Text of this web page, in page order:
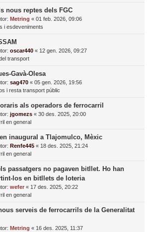
nous reptes dels FGC
Metring « 01 feb. 2026, 09:06
i esdeveniments
oscar440 « 12 gen. 2026, 09:27
transport
Gavà-Olesa
sag470 « 05 gen. 2026, 19:56
i resta transport públic
als operadors de ferrocarril
jgomezs « 30 des. 2025, 20:00
en general
inaugural a Tlajomulco, Mèxic
Renfe445 « 18 des. 2025, 21:24
en general
passatgers no pagaven bitllet. Ho han
los en bitllets de loteria
wefer « 17 des. 2025, 20:22
en general
serveis de ferrocarrils de la Generalitat
Metring « 16 des. 2025, 11:37